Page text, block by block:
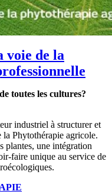
voie de la
toutes les cultures?
industriel à structurer et
la Phytothérapie agricole.
plantes, une intégration
faire unique au service de